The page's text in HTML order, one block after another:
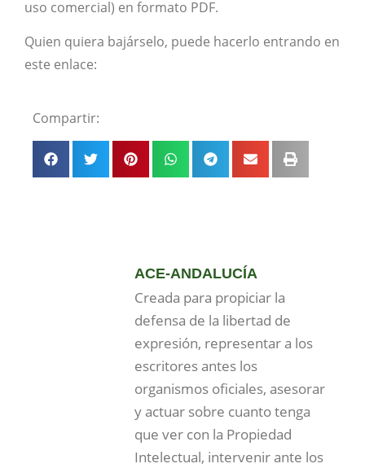
uso comercial) en formato PDF.
Quien quiera bajárselo, puede hacerlo entrando en
este enlace:
Compartir:
ACE-ANDALUCÍA
Creada para propiciar la
defensa de la libertad de
expresión, representar a los
escritores antes los
organismos oficiales, asesorar
y actuar sobre cuanto tenga
que ver con la Propiedad
Intelectual, intervenir ante los